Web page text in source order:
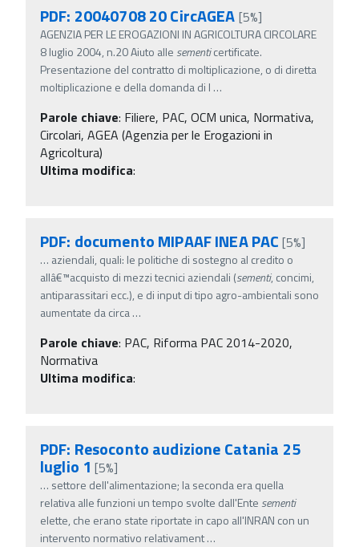
PDF: 20040708 20 CircAGEA [5%]
AGENZIA PER LE EROGAZIONI IN AGRICOLTURA CIRCOLARE
8 luglio 2004, n.20 Aiuto alle sementicertificate.
Presentazione del contratto di moltiplicazione, o di diretta
moltiplicazione e della domanda di l …
Parole chiave: Filiere, PAC, OCM unica, Normativa,
Circolari, AGEA (Agenzia per le Erogazioni in
Agricoltura)
Ultima modifica:
PDF: documento MIPAAF INEA PAC [5%]
… aziendali, quali: le politiche di sostegno al credito o
allâ€™acquisto di mezzi tecnici aziendali (sementi, concimi,
antiparassitari ecc.), e di input di tipo agro-ambientali sono
aumentate da circa…
Parole chiave: PAC, Riforma PAC 2014-2020,
Normativa
Ultima modifica:
PDF: Resoconto audizione Catania 25
luglio 1[5%]
… settore dell'alimentazione; la seconda era quella
relativa alle funzioni un tempo svolte dall'Ente sementi
elette, che erano state riportate in capo all'INRAN con un
intervento normativo relativament…